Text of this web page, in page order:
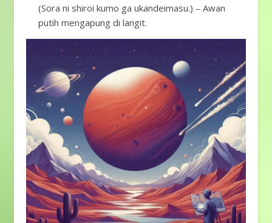
(Sora ni shiroi kumo ga ukandeimasu.) – Awan
putih mengapung di langit.